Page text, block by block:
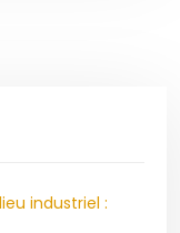
industriel :